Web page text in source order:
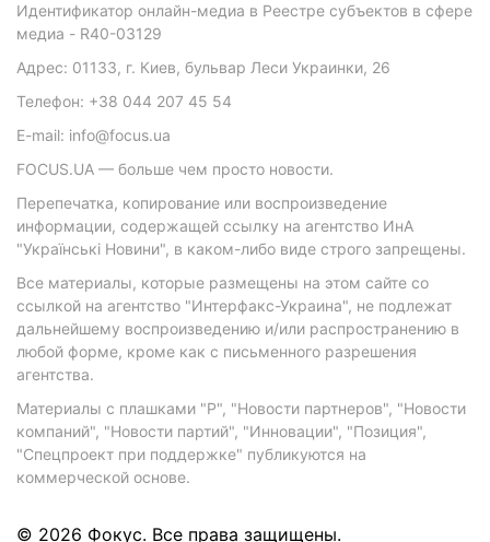
Идентификатор онлайн-медиа в Реестре субъектов в сфере
медиа - R40-03129
Адрес: 01133, г. Киев, бульвар Леси Украинки, 26
Телефон: +38 044 207 45 54
E-mail: info@focus.ua
FOCUS.UA — больше чем просто новости.
Перепечатка, копирование или воспроизведение
информации, содержащей ссылку на агентство ИнА
"Українські Новини", в каком-либо виде строго запрещены.
Все материалы, которые размещены на этом сайте со
ссылкой на агентство "Интерфакс-Украина", не подлежат
дальнейшему воспроизведению и/или распространению в
любой форме, кроме как с письменного разрешения
агентства.
Материалы с плашками "Р", "Новости партнеров", "Новости
компаний", "Новости партий", "Инновации", "Позиция",
"Спецпроект при поддержке" публикуются на
коммерческой основе.
© 2026 Фокус. Все права защищены.